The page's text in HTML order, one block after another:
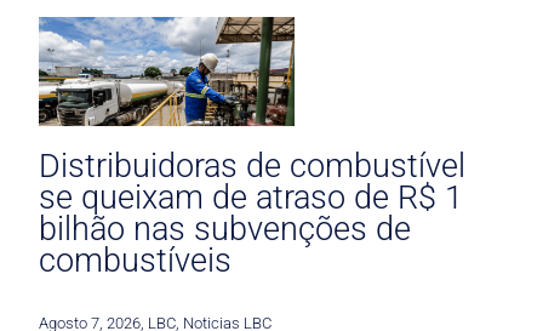
Distribuidoras de combustível
se queixam de atraso de R$ 1
bilhão nas subvenções de
combustíveis
Agosto 7, 2026 LBC Noticias LBC